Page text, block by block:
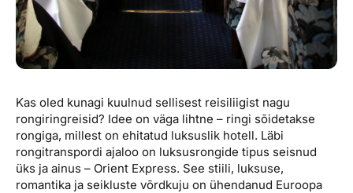
Kas oled kunagi kuulnud sellisest reisiliigist nagu
rongiringreisid? Idee on väga lihtne – ringi sõidetakse
rongiga, millest on ehitatud luksuslik hotell. Läbi
rongitranspordi ajaloo on luksusrongide tipus seisnud
üks ja ainus – Orient Express. See stiili, luksuse,
romantika ja seikluste võrdkuju on ühendanud Euroopa